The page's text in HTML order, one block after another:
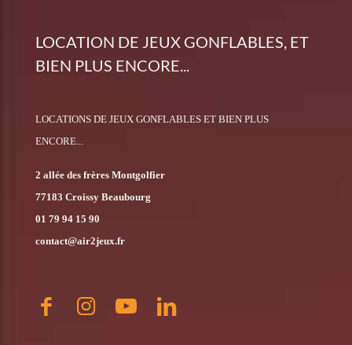
LOCATION DE JEUX GONFLABLES, ET
BIEN PLUS ENCORE...
LOCATIONS DE JEUX GONFLABLES ET BIEN PLUS
ENCORE...
2 allée des frères Montgolfier
77183 Croissy Beaubourg
01 79 94 15 90
contact@air2jeux.fr